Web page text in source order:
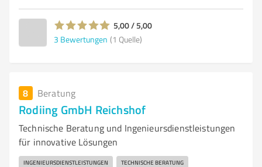
5,00 / 5,00
3 Bewertungen (1 Quelle)
8 Beratung
Rodiing GmbH Reichshof
Technische Beratung und Ingenieursdienstleistungen
für innovative Lösungen
INGENIEURSDIENSTLEISTUNGEN TECHNISCHE BERATUNG